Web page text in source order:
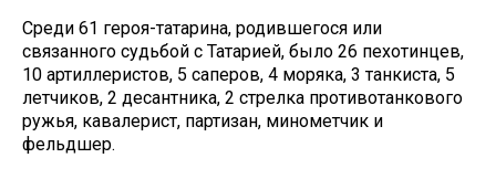
Среди 61 героя-татарина, родившегося или
связанного судьбой с Татарией, было 26 пехотинцев,
10 артиллеристов, 5 саперов, 4 моряка, 3 танкиста, 5
летчиков, 2 десантника, 2 стрелка противотанкового
ружья, кавалерист, партизан, минометчик и
фельдшер.